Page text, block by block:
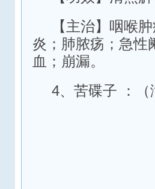
【主治】咽喉
炎；肺脓疡；急性
血；崩漏。
4、苦碟子 ：（